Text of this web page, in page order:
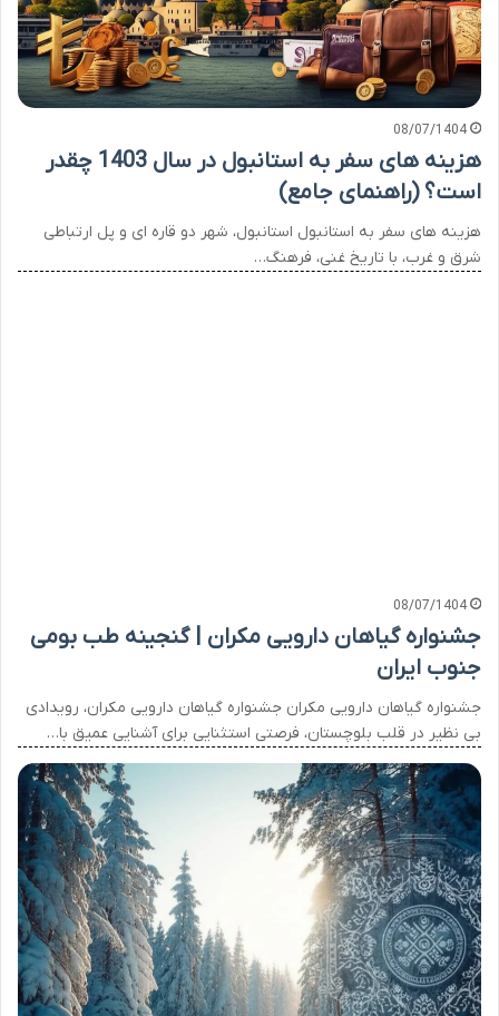
08/07/1404
هزینه های سفر به استانبول در سال 1403 چقدر
است؟ (راهنمای جامع)
هزینه های سفر به استانبول استانبول، شهر دو قاره ای و پل ارتباطی
شرق و غرب، با تاریخ غنی، فرهنگ…
08/07/1404
جشنواره گیاهان دارویی مکران | گنجینه طب بومی
جنوب ایران
جشنواره گیاهان دارویی مکران جشنواره گیاهان دارویی مکران، رویدادی
بی نظیر در قلب بلوچستان، فرصتی استثنایی برای آشنایی عمیق با…